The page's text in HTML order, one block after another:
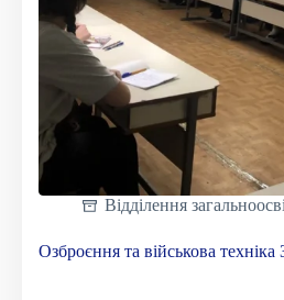
Відділення
Озброєння та військова